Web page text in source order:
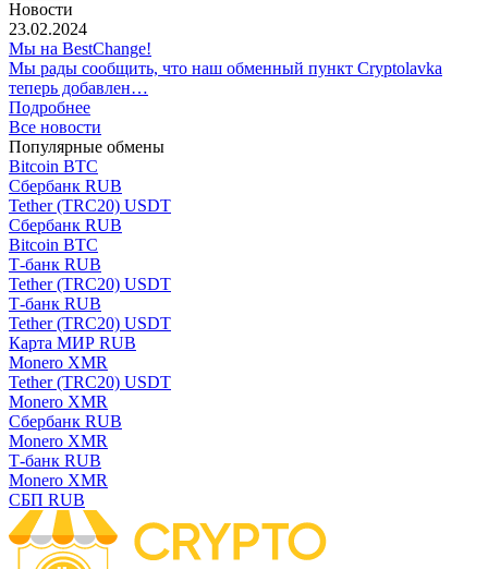
Новости
23.02.2024
Мы на BestChange!
Мы рады сообщить, что наш обменный пункт Cryptolavka
теперь добавлен…
Подробнее
Все новости
Популярные обмены
Bitcoin BTC
Сбербанк RUB
Tether (TRC20) USDT
Сбербанк RUB
Bitcoin BTC
Т-банк RUB
Tether (TRC20) USDT
Т-банк RUB
Tether (TRC20) USDT
Карта МИР RUB
Monero XMR
Tether (TRC20) USDT
Monero XMR
Сбербанк RUB
Monero XMR
Т-банк RUB
Monero XMR
СБП RUB